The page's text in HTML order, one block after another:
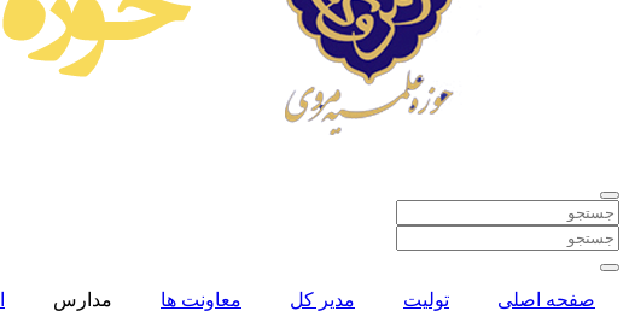
صفحه اصلی تولیت مدیر کل معاونت ها مدارس